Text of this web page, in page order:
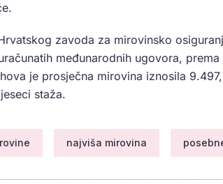
zavoda za mirovinsko
međunarodnih ugovora,
je prosječna mirovina iznosila
staža.
najviša mirovina